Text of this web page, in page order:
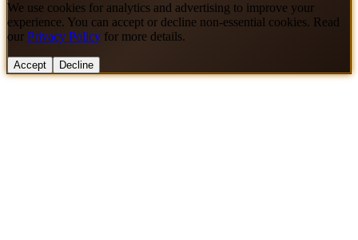
We use cookies for analytics and advertising to improve your
experience. You can accept or decline non-essential cookies. Read
our Privacy Policy for more details.
Accept Decline